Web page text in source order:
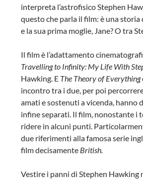
interpreta l’astrofisico Stephen
questo che parla il film: è una storia
e la sua prima moglie, Jane? O tra
Il film è l’adattamento
Travelling to Infinity: My Life With
Hawking. E The Theory of Everything
incontro tra i due, per poi
amati e sostenuti a vicenda, hanno
infine separati. Il film, nonostante i
ridere in alcuni punti.
due riferimenti alla famosa serie
film decisamente British.
Vestire i panni di Stephen Hawking